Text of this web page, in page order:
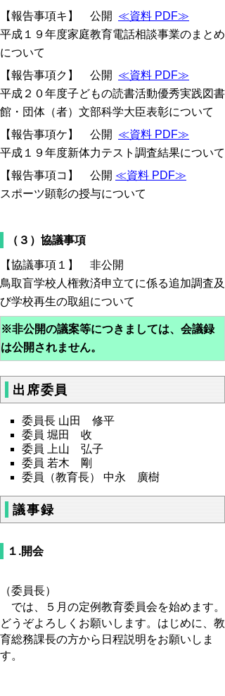
【報告事項キ】 公開 ≪資料 PDF≫
平成１９年度家庭教育電話相談事業のまとめ
について
【報告事項ク】 公開 ≪資料 PDF≫
平成２０年度子どもの読書活動優秀実践図書
館・団体（者）文部科学大臣表彰について
【報告事項ケ】 公開 ≪資料 PDF≫
平成１９年度新体力テスト調査結果について
【報告事項コ】 公開 ≪資料 PDF≫
スポーツ顕彰の授与について
（３）協議事項
【協議事項１】 非公開
鳥取盲学校人権救済申立てに係る追加調査及
び学校再生の取組について
※非公開の議案等につきましては、会議録
は公開されません。
出席委員
委員長 山田 修平
委員 堀田 收
委員 上山 弘子
委員 若木 剛
委員（教育長） 中永 廣樹
議事録
１.開会
（委員長）
では、５月の定例教育委員会を始めます。
どうぞよろしくお願いします。はじめに、教
育総務課長の方から日程説明をお願いしま
す。